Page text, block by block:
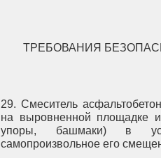
ТРЕБОВАНИЯ
29. Смеситель
на выровненной площадке
упоры, башмаки) в
самопроизвольное его